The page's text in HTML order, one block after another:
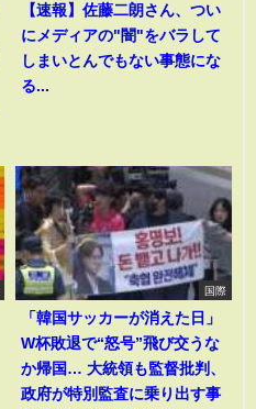
【速報】佐藤二朗さん、つい
にメディアの"闇"をバラして
しまいとんでもない事態にな
る...
国際
「韓国サッカーが消えた日」
W杯敗退で“怒号”飛び交うな
か帰国… 大統領も監督批判、
政府が特別監査に乗り出す事